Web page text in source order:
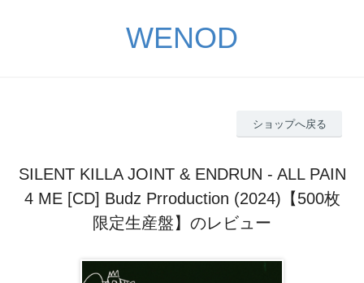
WENOD
ショップへ戻る
SILENT KILLA JOINT & ENDRUN - ALL PAIN
4 ME [CD] Budz Prroduction (2024)【500枚
限定生産盤】のレビュー